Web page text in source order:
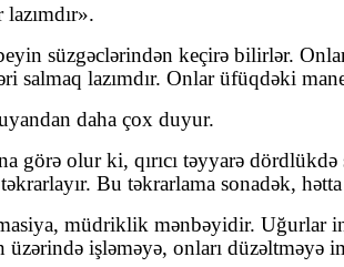
süzgəclərindən keçirə bilirlər.
salmaq lazımdır. Onlar üfüqdəki
daha çox duyur.
görə olur ki, qırıcı təyyarə
Bu təkrarlama sonadək,
müdriklik mənbəyidir. Uğurlar
işləməyə, onları düzəltməyə